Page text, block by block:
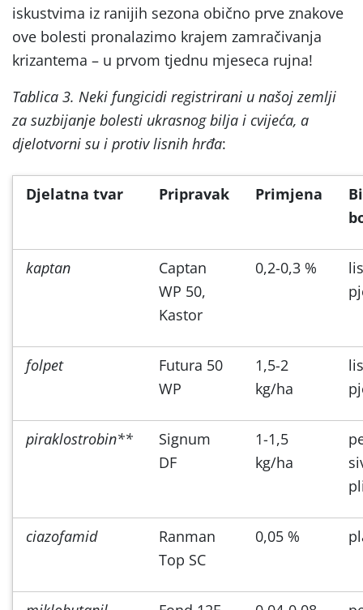
iskustvima iz ranijih sezona obično prve znakove
ove bolesti pronalazimo krajem zamračivanja
krizantema – u prvom tjednu mjeseca rujna!
Tablica 3. Neki fungicidi registrirani u našoj zemlji
za suzbijanje bolesti ukrasnog bilja i cvijeća, a
djelotvorni su i protiv lisnih hrđa:
Djelatna tvar Pripravak Primjena
kaptan
Captan
WP 50,
Kastor
0,2-0,3 %
folpet
Futura 50
WP
1,5-2
kg/ha
piraklostrobin**
Signum
DF
1-1,5
kg/ha
ciazofamid
Ranman
Top SC
0,05 %